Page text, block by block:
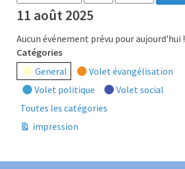
11 août 2025
Aucun événement prévu pour aujourd'hui !
Catégories
General
Volet évangélisation
Volet politique
Volet social
Toutes les catégories
Vue
impression